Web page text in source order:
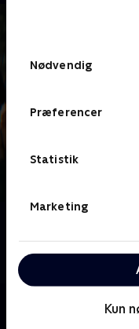
Nødvendig
Præferencer
Statistik
Marketing
Kun
Nibe. I år er ingen